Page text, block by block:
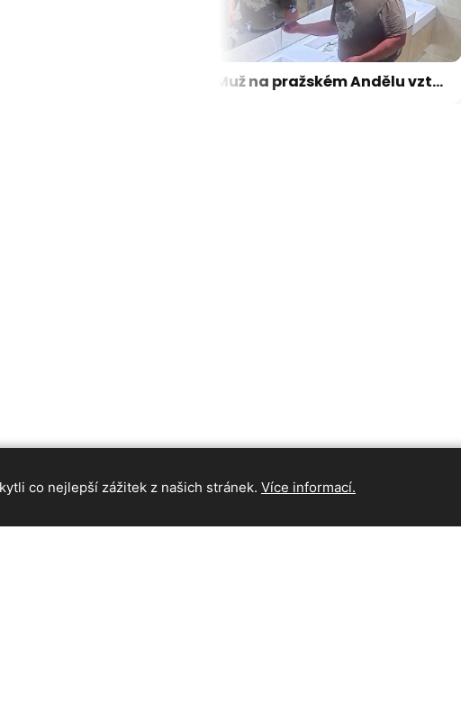
Muž na pražském Andělu vzteky rozbil zrcadlo. Jeho čin zachytila kamera, pátrá po něm policie
co nejlepší zážitek z našich stránek. Více informací.